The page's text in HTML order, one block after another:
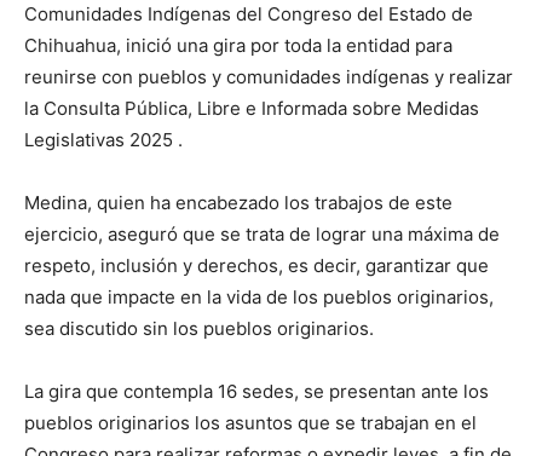
Comunidades Indígenas del Congreso del Estado de
Chihuahua, inició una gira por toda la entidad para
reunirse con pueblos y comunidades indígenas y realizar
la Consulta Pública, Libre e Informada sobre Medidas
Legislativas 2025 .
Medina, quien ha encabezado los trabajos de este
ejercicio, aseguró que se trata de lograr una máxima de
respeto, inclusión y derechos, es decir, garantizar que
nada que impacte en la vida de los pueblos originarios,
sea discutido sin los pueblos originarios.
La gira que contempla 16 sedes, se presentan ante los
pueblos originarios los asuntos que se trabajan en el